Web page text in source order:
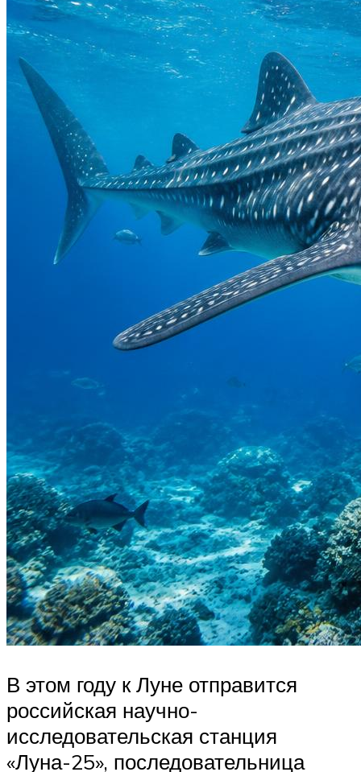
В этом году к Луне отправится
российская научно-
исследовательская станция
«Луна-25», последовательница